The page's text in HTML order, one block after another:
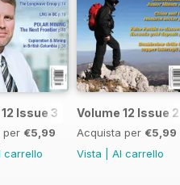
Issue 3
per €5,99
carrello
Volume 12 Issue 2
Acquista per €5,99
Vista
Al carrello